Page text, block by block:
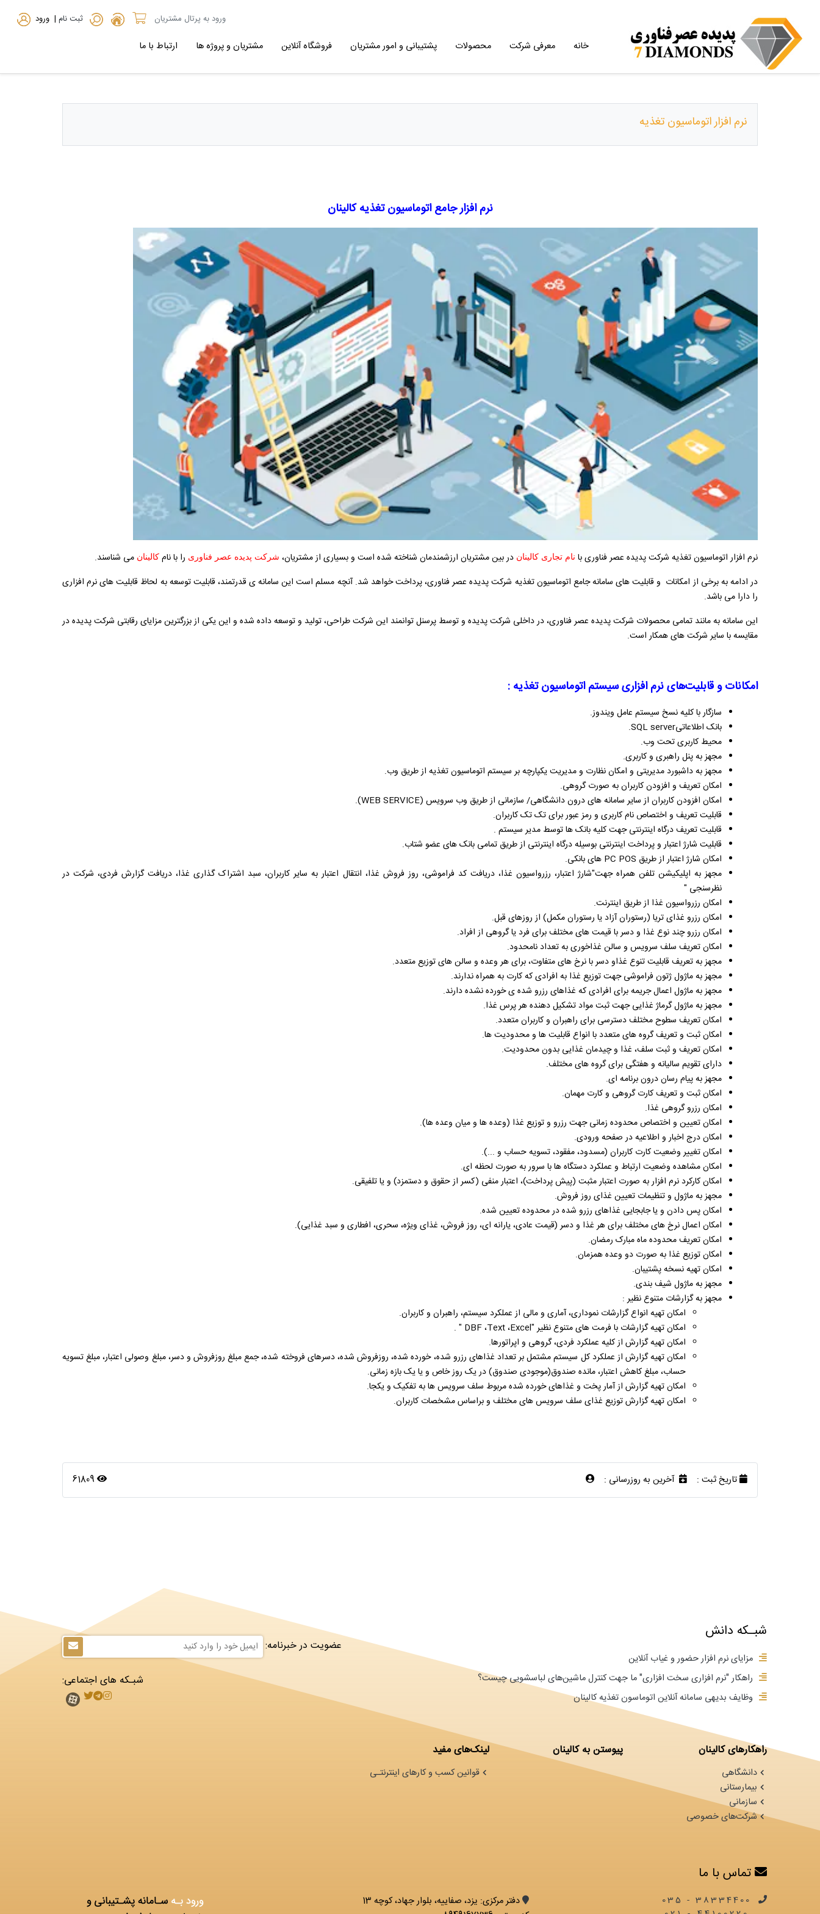
ثبت نام | ورود ورود به پرتال مشتریان
خانه معرفی شرکت محصولات پشتیبانی و امور مشتریان فروشگاه آنلاین مشتریان و پروژه ها ارتباط با ما
نرم افزار اتوماسیون تغذیه
نرم افزار جامع اتوماسیون تغذیه کالینان
نرم افزار اتوماسیون تغذیه شرکت پدیده عصر فناوری با نام تجاری کالینان در بین مشتریان ارزشمندمان شناخته شده است و بسیاری از مشتریان، شرکت پدیده عصر فناوری را با نام کالینان می شناسند.
در ادامه به برخی از امکانات و قابلیت های سامانه جامع اتوماسیون تغذیه شرکت پدیده عصر فناوری، پرداخت خواهد شد.آنچه مسلم است این سامانه ی قدرتمند، قابلیت توسعه به لحاظ قابلیت های نرم افزاری
را دارا می باشد.
این سامانه به مانند تمامی محصولات شرکت پدیده عصر فناوری،در داخلی شرکت پدیده و توسط پرسنل توانمند این شرکت طراحی، تولید و توسعه داده شده و این یکی از بزرگترین مزایای رقابتی شرکت پدیده در
مقایسه با سایر شرکت های همکار است.
امکانات و قابلیت‌های نرم افزاری سیستم اتوماسیون تغذیه :
سازگار با کلیه نسخ سیستم عامل ویندوز.
بانک اطلاعاتیSQL server
.
محیط کاربری تحت وب.
مجهز به پنل راهبری و کاربری.
مجهز به داشبورد مدیریتی و امکان نظارت و مدیریت یکپارچه بر سیستم اتوماسیون تغذیه از طریق وب.
امکان تعریف و افزودن کاربران به صورت گروهی.
امکان افزودن کاربران از سایر سامانه های درون دانشگاهی/ سازمانی از طریق وب سرویس (WEB SERVICE
).
قابلیت تعریف و اختصاص نام کاربری و رمز عبور برای تک تک کاربران.
قابلیت تعریف درگاه اینترنتی جهت کلیه بانک­ ها توسط مدیر سیستم .
قابلیت شارژ اعتبار و پرداخت اینترنتی بوسیله درگاه اینترنتی از طریق تمامی بانک ­های عضو شتاب.
امکان شارژ اعتبار از طریق PC POS های بانکی.
مجهز به اپلیکیشن تلفن همراه جهت"شارژ اعتبار، رزرواسیون غذا، دریافت کد فراموشی، روز فروش غذا، انتقال اعتبار به سایر کاربران، سبد اشتراک گذاری غذا، دریافت گزارش فردی، شرکت در
نظرسنجی "
امکان رزرواسیون غذا از طریق اینترنت.
امکان رزرو غذای تریا (رستوران آزاد یا رستوران مکمل) از روزهای قبل.
امکان رزرو چند نوع غذا و دسر با قیمت های مختلف برای فرد یا گروهی از افراد.
امکان تعریف سلف سرویس و سالن غذاخوری به تعداد نامحدود.
مجهز به تعریف قابلیت تنوع غذاو دسر با نرخ ­های متفاوت، برای هر وعده و سالن­ های توزیع متعدد.
مجهز به ماژول ژتون فراموشی جهت توزیع غذا به افرادی که کارت به همراه ندارند.
مجهز به ماژول اعمال جریمه برای افرادی که غذاهای رزرو شده ­ی خورده نشده دارند.
مجهز به ماژول گرماژ غذایی جهت ثبت مواد تشکیل دهنده هر پرس غذا.
امکان تعریف سطوح مختلف دسترسی­ برای راهبران و کاربران متعدد.
امکان ثبت و تعریف گروه های متعدد با انواع قابلیت ها و محدودیت ها.
امکان تعریف و ثبت سلف، غذا و چیدمان غذایی بدون محدودیت.
دارای تقویم سالیانه و هفتگی برای گروه­ های مختلف.
مجهز به پیام رسان درون برنامه ای.
امکان ثبت و تعریف کارت گروهی و کارت مهمان.
امکان رزرو گروهی غذا.
امکان تعیین و اختصاص محدوده زمانی جهت رزرو و توزیع غذا (وعده ها و میان وعده ها).
امکان درج اخبار و اطلاعیه­ در صفحه ورودی.
امکان تغییر وضعیت کارت کاربران (مسدود، مفقود، تسویه حساب و ...).
امکان مشاهده وضعیت ارتباط و عملکرد دستگاه ها با سرور به صورت لحظه ای.
امکان کارکرد نرم افزار به صورت اعتبار مثبت (پیش پرداخت)، اعتبار منفی (کسر از حقوق و دستمزد) و یا تلفیقی.
مجهز به ماژول و تنظیمات تعیین غذای روز فروش.
امکان پس دادن و یا جابجایی غذاهای رزرو شده در محدوده تعیین شده.
امکان اعمال نرخ­ های مختلف برای هر غذا و دسر (قیمت­ عادی، یارانه ای­، روز فروش، غذای ویژه، سحری، افطاری و سبد غذایی).
امکان تعریف محدوده ماه مبارک رمضان.
امکان توزیع غذا به صورت دو وعده همزمان.
امکان تهیه نسخه پشتیبان.
مجهز به ماژول شیف ­بندی.
مجهز به گزارشات متنوع نظیر :
امکان تهیه انواع گزارشات نموداری، آماری و مالی از عملکرد سیستم، راهبران و کاربران.
امکان تهیه گزارشات با فرمت های متنوع نظیر "Excel،Text، DBF " .
امکان تهیه گزارش از کلیه عملکرد فردی، گروهی و اپراتورها.
امکان تهیه گزارش از عملکرد کل سیستم مشتمل بر تعداد غذاهای رزرو شده، خورده شده، روزفروش شده، دسرهای فروخته شده، جمع مبلغ روزفروش و دسر، مبلغ وصولی اعتبار، مبلغ تسویه
حساب، مبلغ کاهش اعتبار، مانده صندوق(موجودی صندوق) در یک روز خاص و یا یک بازه زمانی.
امکان تهیه گزارش از آمار پخت و غذاهای خورده شده مربوط سلف سرویس ها به تفکیک و یکجا.
امکان تهیه گزارش توزیع غذای سلف سرویس های مختلف و براساس مشخصات کاربران.
تاریخ ثبت : آخرین به روزرسانی : 61809
شبـکه دانش
مزایای نرم افزار حضور و غیاب آنلاین
راهکار "نرم افزاری سخت افزاری" ما جهت کنترل ماشین‌های لباسشویی چیست؟
وظایف بدیهی سامانه آنلاین اتوماسون تغذیه کالینان
عضویت در خبرنامه:
شبـکه های اجتماعی:
راهکارهای کالینان
دانشگاهی
بیمارستانی
سازمانی
شرکت‌های خصوصی
پیوستن به کالینان لینک‌های مفید
قوانین کسب و کارهای اینترنتـی
تماس با ما
38334400 - 035
دفتر مرکزی: يزد، صفاییه، بلوار جهاد، کوچه 13